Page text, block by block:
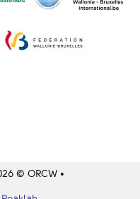
© ORCW •